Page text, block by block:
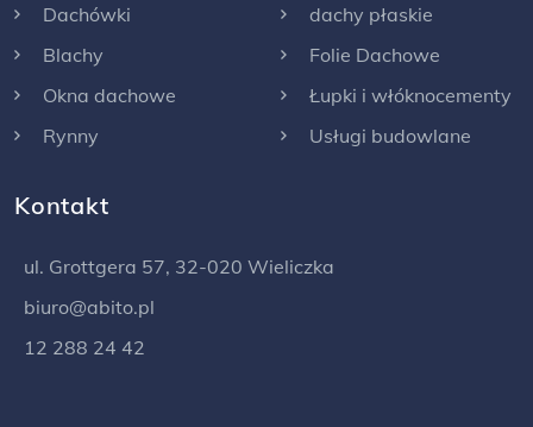
Dachówki
Blachy
Okna dachowe
Rynny
dachy płaskie
Folie Dachowe
Łupki i włóknocementy
Usługi budowlane
Kontakt
ul. Grottgera 57, 32-020 Wieliczka
biuro@abito.pl
12 288 24 42